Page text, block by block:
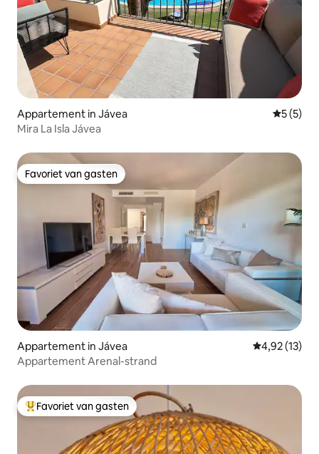
Appartement in Jávea
5 (5)
Mira La Isla Jávea
Favoriet van gasten
Favoriet van gasten
Appartement in Jávea Gemiddelde
4,92 (13)
Appartement Arenal-strand
Topfavoriet van gasten
Favoriet van gasten